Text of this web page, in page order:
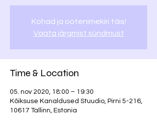
Kohad ja ootenimekiri täis!
Vaata järgmist sündmust
Time & Location
05. nov 2020, 18:00 – 19:30
Kõiksuse Kanaldused Stuudio, Pirni 5-216,
10617 Tallinn, Estonia